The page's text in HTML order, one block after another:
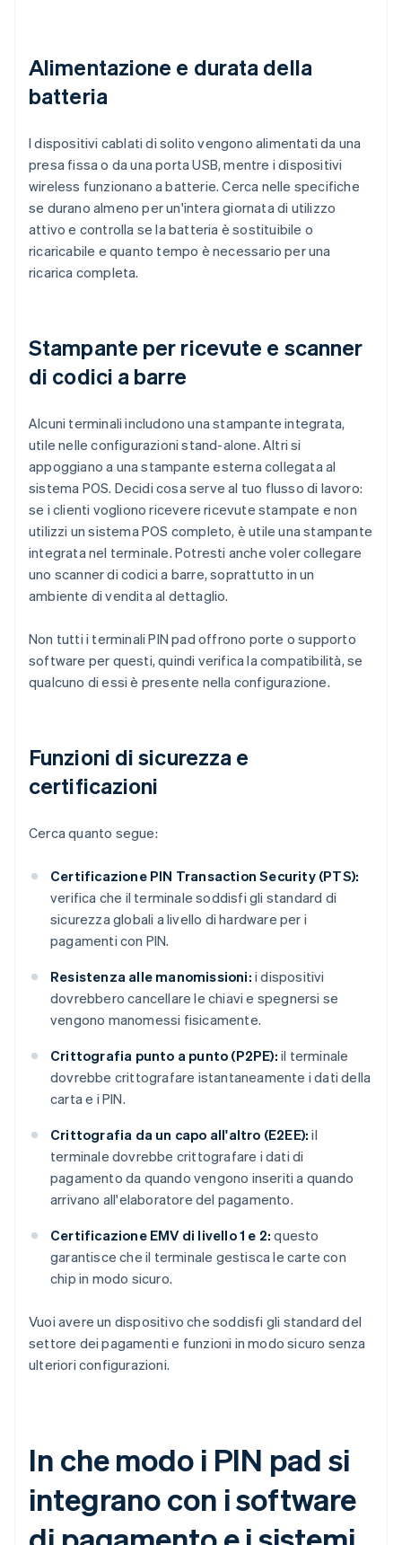
Alimentazione e durata della
batteria
I dispositivi cablati di solito vengono alimentati da una
presa fissa o da una porta USB, mentre i dispositivi
wireless funzionano a batterie. Cerca nelle specifiche
se durano almeno per un'intera giornata di utilizzo
attivo e controlla se la batteria è sostituibile o
ricaricabile e quanto tempo è necessario per una
ricarica completa.
Stampante per ricevute e scanner
di codici a barre
Alcuni terminali includono una stampante integrata,
utile nelle configurazioni stand-alone. Altri si
appoggiano a una stampante esterna collegata al
sistema POS. Decidi cosa serve al tuo flusso di lavoro:
se i clienti vogliono ricevere ricevute stampate e non
utilizzi un sistema POS completo, è utile una stampante
integrata nel terminale. Potresti anche voler collegare
uno scanner di codici a barre, soprattutto in un
ambiente di vendita al dettaglio.
Non tutti i terminali PIN pad offrono porte o supporto
software per questi, quindi verifica la compatibilità, se
qualcuno di essi è presente nella configurazione.
Funzioni di sicurezza e
certificazioni
Cerca quanto segue:
Certificazione PIN Transaction Security (PTS):
verifica che il terminale soddisfi gli standard di
sicurezza globali a livello di hardware per i
pagamenti con PIN.
Resistenza alle manomissioni: i dispositivi
dovrebbero cancellare le chiavi e spegnersi se
vengono manomessi fisicamente.
Crittografia punto a punto (P2PE): il terminale
dovrebbe crittografare istantaneamente i dati della
carta e i PIN.
Crittografia da un capo all'altro (E2EE): il
terminale dovrebbe crittografare i dati di
pagamento da quando vengono inseriti a quando
arrivano all'elaboratore del pagamento.
Certificazione EMV di livello 1 e 2: questo
garantisce che il terminale gestisca le carte con
chip in modo sicuro.
Vuoi avere un dispositivo che soddisfi gli standard del
settore dei pagamenti e funzioni in modo sicuro senza
ulteriori configurazioni.
In che modo i PIN pad si
integrano con i software